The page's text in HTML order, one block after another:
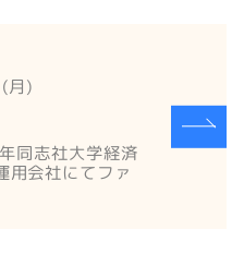
月)
同志社大学経済
用会社にてファ